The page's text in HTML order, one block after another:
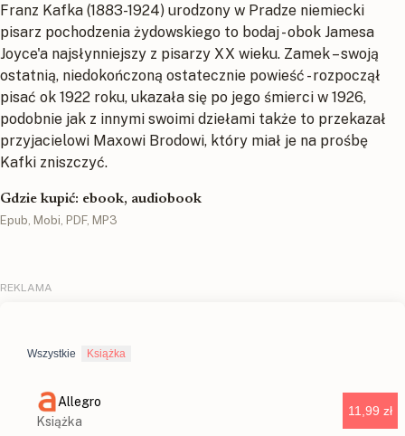
Franz Kafka (1883-1924) urodzony w Pradze niemiecki
pisarz pochodzenia żydowskiego to bodaj - obok Jamesa
Joyce'a najsłynniejszy z pisarzy XX wieku. Zamek – swoją
ostatnią, niedokończoną ostatecznie powieść - rozpoczął
pisać ok 1922 roku, ukazała się po jego śmierci w 1926,
podobnie jak z innymi swoimi dziełami także to przekazał
przyjacielowi Maxowi Brodowi, który miał je na prośbę
Kafki zniszczyć.
Gdzie kupić: ebook, audiobook
Epub, Mobi, PDF, MP3